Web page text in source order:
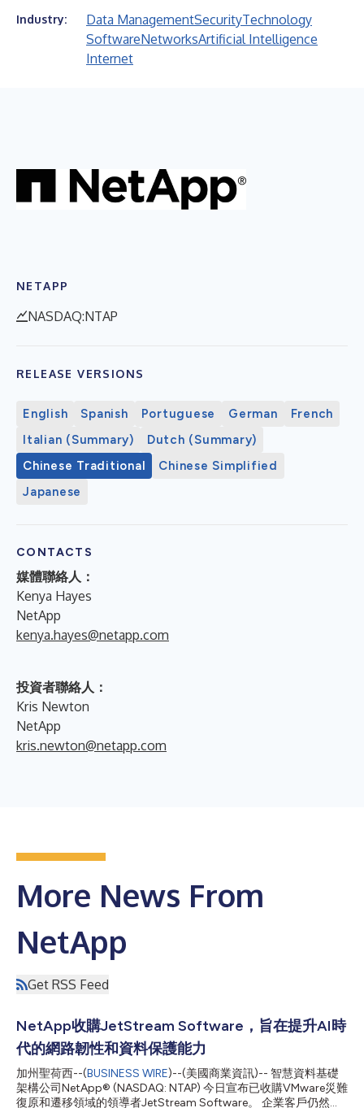
Industry: Data ManagementSecurityTechnology
SoftwareNetworksArtificial Intelligence
Internet
NETAPP
NASDAQ:NTAP
RELEASE VERSIONS
English Spanish Portuguese German
French
Italian (Summary)
Dutch (Summary)
Chinese Traditional
Chinese Simplified
Japanese
CONTACTS
媒體聯絡人：
Kenya Hayes
NetApp
kenya.hayes@netapp.com
投資者聯絡人：
Kris Newton
NetApp
kris.newton@netapp.com
More News From
NetApp
Get RSS Feed
NetApp收購JetStream Software，旨在提升AI時
代的網路韌性和資料保護能力
加州聖荷西--(BUSINESS WIRE)--(美國商業資訊)-- 智慧資料基礎
架構公司NetApp® (NASDAQ: NTAP) 今日宣布已收購VMware災難
復原和遷移領域的領導者JetStream Software。 企業客戶仍然依